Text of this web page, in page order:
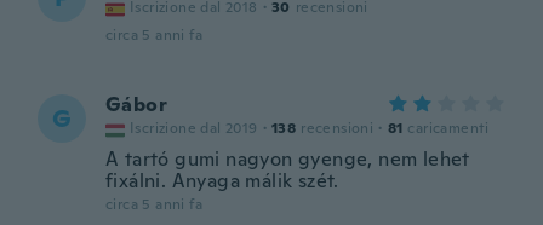
Iscrizione dal 2018 · 30 recensioni
circa 5 anni fa
G Gábor
Iscrizione dal 2019 · 138 recensioni · 81 caricamenti
A tartó gumi nagyon gyenge, nem lehet
fixálni. Anyaga málik szét.
circa 5 anni fa